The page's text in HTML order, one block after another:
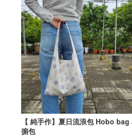
【 純手作】夏日流浪包 Hobo bag
掮包